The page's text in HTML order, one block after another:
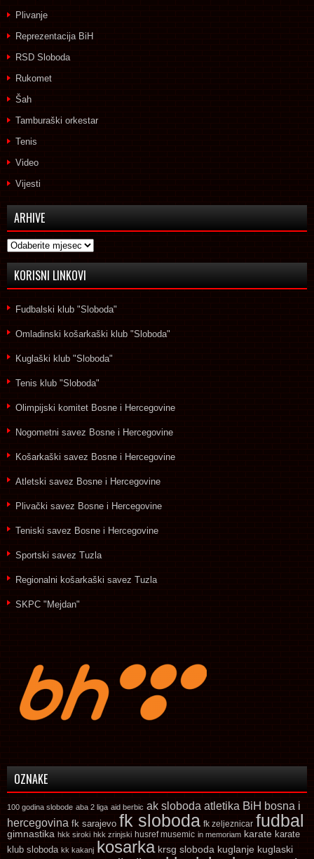
Plivanje
Reprezentacija BiH
RSD Sloboda
Rukomet
Šah
Tamburaški orkestar
Tenis
Video
Vijesti
ARHIVE
Arhive
KORISNI LINKOVI
Fudbalski klub "Sloboda"
Omladinski košarkaški klub "Sloboda"
Kuglaški klub "Sloboda"
Tenis klub "Sloboda"
Olimpijski komitet Bosne i Hercegovine
Nogometni savez Bosne i Hercegovine
Košarkaški savez Bosne i Hercegovine
Atletski savez Bosne i Hercegovine
Plivački savez Bosne i Hercegovine
Teniski savez Bosne i Hercegovine
Sportski savez Tuzla
Regionalni košarkaški savez Tuzla
SKPC "Mejdan"
OZNAKE
100 godina slobode aba 2 liga aid berbic ak sloboda atletika BiH bosna i
hercegovina fk sarajevo fk sloboda fk zeljeznicar fudbal
gimnastika hkk siroki hkk zrinjski husref musemic in memoriam karate karate
klub sloboda kk kakanj kosarka krsg sloboda kuglanje kuglaski